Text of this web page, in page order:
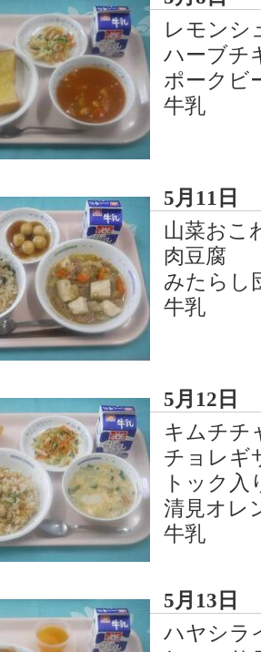
レモンシ
ハーブチ
ポークビ
牛乳
5月11日
山菜おこ
肉豆腐
みたらし
牛乳
5月12日
キムチチ
チョレギ
トック入
清見オレ
牛乳
5月13日
ハヤシラ